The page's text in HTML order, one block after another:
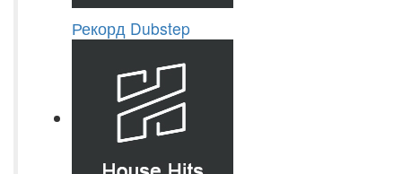
Рекорд Dubstep